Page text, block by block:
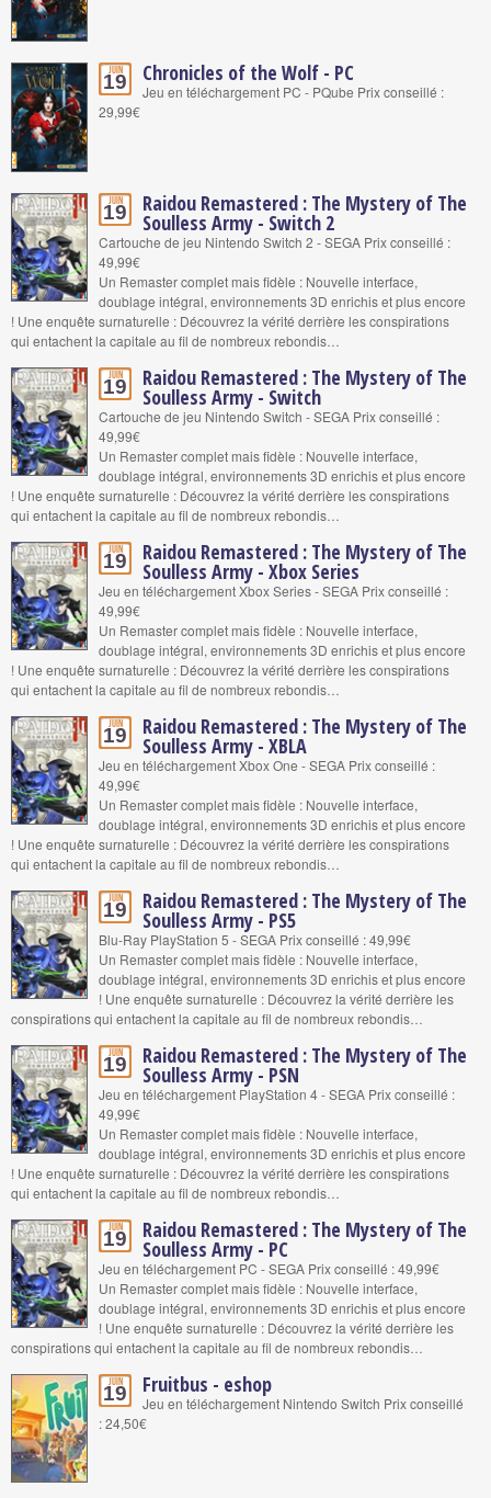
Juin
19 Chronicles of the Wolf - PC
Jeu en téléchargement PC - PQube Prix conseillé :
29,99€
Juin
19 Raidou Remastered : The Mystery of The
Soulless Army - Switch 2
Cartouche de jeu Nintendo Switch 2 - SEGA Prix conseillé :
49,99€
Un Remaster complet mais fidèle : Nouvelle interface,
doublage intégral, environnements 3D enrichis et plus encore
! Une enquête surnaturelle : Découvrez la vérité derrière les conspirations
qui entachent la capitale au fil de nombreux rebondis…
Juin
19 Raidou Remastered : The Mystery of The
Soulless Army - Switch
Cartouche de jeu Nintendo Switch - SEGA Prix conseillé :
49,99€
Un Remaster complet mais fidèle : Nouvelle interface,
doublage intégral, environnements 3D enrichis et plus encore
! Une enquête surnaturelle : Découvrez la vérité derrière les conspirations
qui entachent la capitale au fil de nombreux rebondis…
Juin
19 Raidou Remastered : The Mystery of The
Soulless Army - Xbox Series
Jeu en téléchargement Xbox Series - SEGA Prix conseillé :
49,99€
Un Remaster complet mais fidèle : Nouvelle interface,
doublage intégral, environnements 3D enrichis et plus encore
! Une enquête surnaturelle : Découvrez la vérité derrière les conspirations
qui entachent la capitale au fil de nombreux rebondis…
Juin
19 Raidou Remastered : The Mystery of The
Soulless Army - XBLA
Jeu en téléchargement Xbox One - SEGA Prix conseillé :
49,99€
Un Remaster complet mais fidèle : Nouvelle interface,
doublage intégral, environnements 3D enrichis et plus encore
! Une enquête surnaturelle : Découvrez la vérité derrière les conspirations
qui entachent la capitale au fil de nombreux rebondis…
Juin
19 Raidou Remastered : The Mystery of The
Soulless Army - PS5
Blu-Ray PlayStation 5 - SEGA Prix conseillé : 49,99€
Un Remaster complet mais fidèle : Nouvelle interface,
doublage intégral, environnements 3D enrichis et plus encore
! Une enquête surnaturelle : Découvrez la vérité derrière les
conspirations qui entachent la capitale au fil de nombreux rebondis…
Juin
19 Raidou Remastered : The Mystery of The
Soulless Army - PSN
Jeu en téléchargement PlayStation 4 - SEGA Prix conseillé :
49,99€
Un Remaster complet mais fidèle : Nouvelle interface,
doublage intégral, environnements 3D enrichis et plus encore
! Une enquête surnaturelle : Découvrez la vérité derrière les conspirations
qui entachent la capitale au fil de nombreux rebondis…
Juin
19 Raidou Remastered : The Mystery of The
Soulless Army - PC
Jeu en téléchargement PC - SEGA Prix conseillé : 49,99€
Un Remaster complet mais fidèle : Nouvelle interface,
doublage intégral, environnements 3D enrichis et plus encore
! Une enquête surnaturelle : Découvrez la vérité derrière les
conspirations qui entachent la capitale au fil de nombreux rebondis…
Juin
19 Fruitbus - eshop
Jeu en téléchargement Nintendo Switch Prix conseillé
: 24,50€